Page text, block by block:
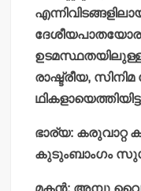
ഉടമസ്ഥതയിലുള്ള
രാഷ്ട്രീയ,
ഭാര്യ: കരുവാറ്റ
കുടുംബാംഗം